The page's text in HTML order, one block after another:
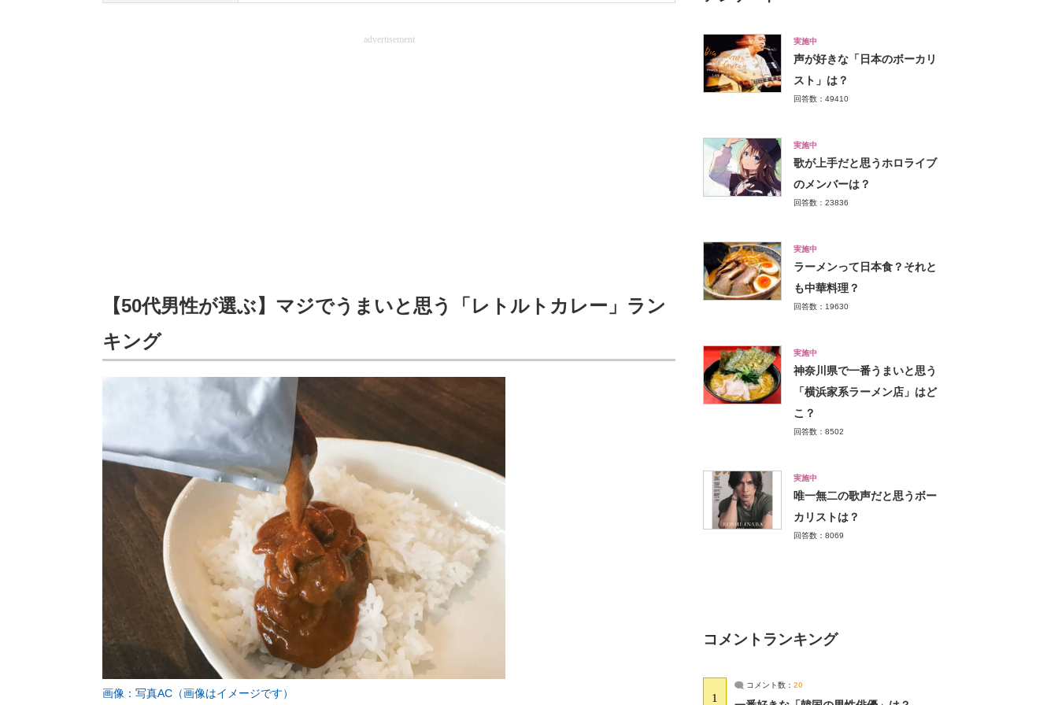
advertisement
【50代男性が選ぶ】マジでうまいと思う「レトルトカレー」ラン
キング
画像：写真AC（画像はイメージです）
実施中
声が好きな「日本のボーカリ
スト」は？
回答数：49410
実施中
歌が上手だと思うホロライブ
のメンバーは？
回答数：23836
実施中
ラーメンって日本食？それと
も中華料理？
回答数：19630
実施中
神奈川県で一番うまいと思う
「横浜家系ラーメン店」はど
こ？
回答数：8502
実施中
唯一無二の歌声だと思うボー
カリストは？
回答数：8069
コメントランキング
1
コメント数： 20